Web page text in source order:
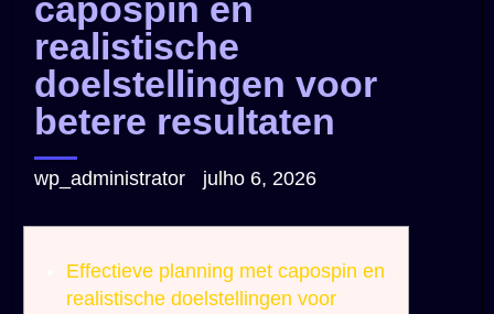
capospin en
realistische
doelstellingen voor
betere resultaten
wp_administrator julho 6, 2026
Effectieve planning met capospin en
realistische doelstellingen voor